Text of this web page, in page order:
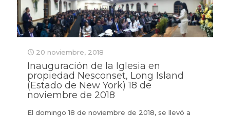
20 noviembre, 2018
Inauguración de la Iglesia en
propiedad Nesconset, Long Island
(Estado de New York) 18 de
noviembre de 2018
El domingo 18 de noviembre de 2018, se llevó a